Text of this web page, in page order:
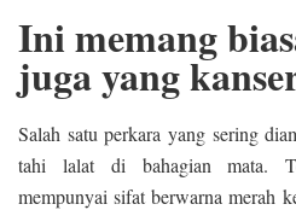
Ini memang
juga yang
Salah satu perkara yang sering
tahi lalat di bahagian mata.
mempunyai sifat berwarna merah